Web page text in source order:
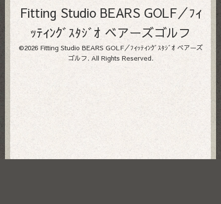
Fitting Studio BEARS GOLF／ﾌｨ
ｯﾃｨﾝｸﾞｽﾀｼﾞｵ ベアーズゴルフ
©2026 Fitting Studio BEARS GOLF／ﾌｨｯﾃｨﾝｸﾞｽﾀｼﾞｵ ベアーズ
ゴルフ. All Rights Reserved.